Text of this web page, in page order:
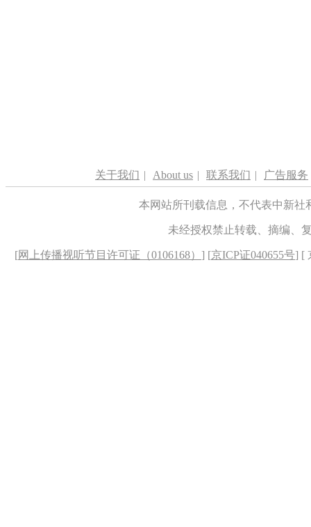
关于我们 | About us | 联系我们 | 广告服务
本网站所刊载信息，不代表中新
未经授权禁止转载、摘编、
[网上传播视听节目许可证（0106168） ] [京ICP证040655号] [